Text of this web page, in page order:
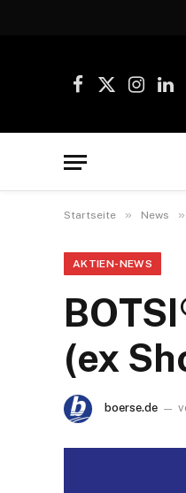
Facebook
X
Instagram
Startseite » News »
AKTIEN-NEWS
(ex
boerse.de